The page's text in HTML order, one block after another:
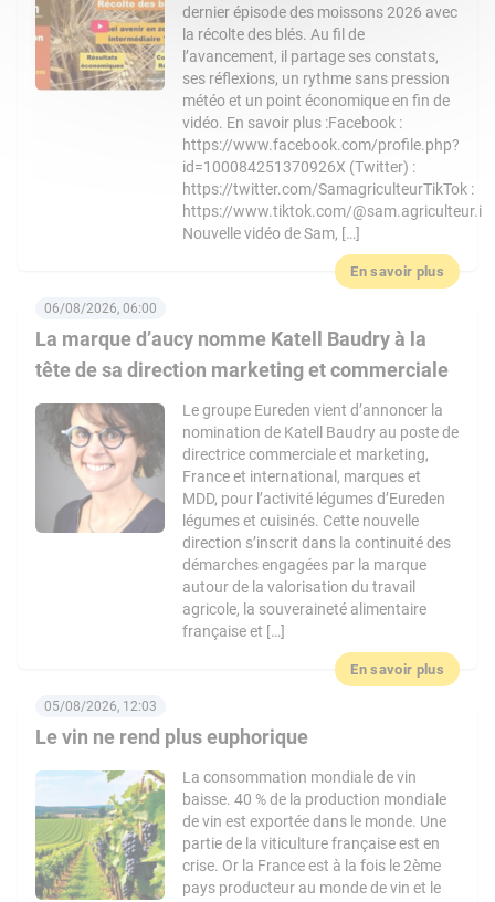
dernier épisode des moissons 2026 avec
la récolte des blés. Au fil de
l’avancement, il partage ses constats,
ses réflexions, un rythme sans pression
météo et un point économique en fin de
vidéo. En savoir plus :Facebook :
https://www.facebook.com/profile.php?
id=100084251370926X (Twitter) :
https://twitter.com/SamagriculteurTikTok :
https://www.tiktok.com/@sam.agriculteur.i
Nouvelle vidéo de Sam, […]
En savoir plus
La marque d’aucy nomme Katell Baudry à la
tête de sa direction marketing et commerciale
06/08/2026, 06:00
Le groupe Eureden vient d’annoncer la
nomination de Katell Baudry au poste de
directrice commerciale et marketing,
France et international, marques et
MDD, pour l’activité légumes d’Eureden
légumes et cuisinés. Cette nouvelle
direction s’inscrit dans la continuité des
démarches engagées par la marque
autour de la valorisation du travail
agricole, la souveraineté alimentaire
française et […]
En savoir plus
Le vin ne rend plus euphorique
05/08/2026, 12:03
La consommation mondiale de vin
baisse. 40 % de la production mondiale
de vin est exportée dans le monde. Une
partie de la viticulture française est en
crise. Or la France est à la fois le 2ème
pays producteur au monde de vin et le